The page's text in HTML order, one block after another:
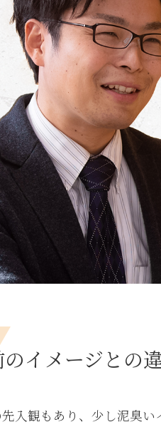
イメージとの
入観もあり、少し泥臭い